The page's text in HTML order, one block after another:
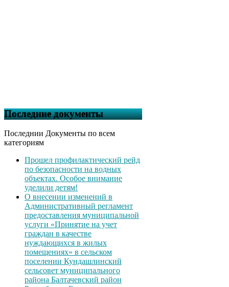
Последние документы
Последнии Документы по всем
категориям
Прошел профилактический рейд
по безопасности на водных
объектах. Особое внимание
уделили детям!
О внесении изменений в
Административный регламент
предоставления муниципальной
услуги «Принятие на учет
граждан в качестве
нуждающихся в жилых
помещениях» в сельском
поселении Кундашлинский
сельсовет муниципального
района Балтачевский район